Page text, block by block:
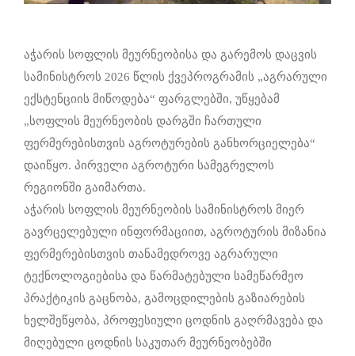
აჭარის სოფლის მეურნეობისა და გარემოს დაცვის
სამინისტროს 2026 წლის ქვეპროგრამის „აგრარული
ექსტენციის მიწოდება“ ფარგლებში, უწყებამ
„სოფლის მეურნეობის დარგში ჩართული
ფერმერებისთვის აგროტურების განხორციელება“
დაიწყო. პირველი აგროტური სამეგრელოს
რეგიონში გაიმართა.
აჭარის სოფლის მეურნეობის სამინისტროს მიერ
გავრცელებული ინფორმაციით, აგროტურის მიზანია
ფერმერებისთვის თანამედროვე აგრარული
ტექნოლოგიებისა და წარმატებული სამეწარმეო
პრაქტიკის გაცნობა, გამოცდილების გაზიარების
ხელშეწყობა, პროფესიული ცოდნის გაღრმავება და
მიღებული ცოდნის საკუთარ მეურნეობებში